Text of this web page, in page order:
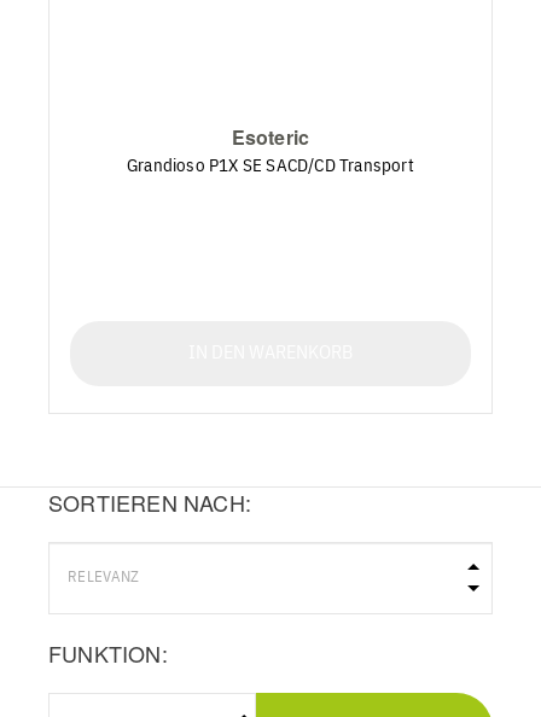
Esoteric
Grandioso P1X SE SACD/CD Transport
SORTIEREN NACH:
FUNKTION: